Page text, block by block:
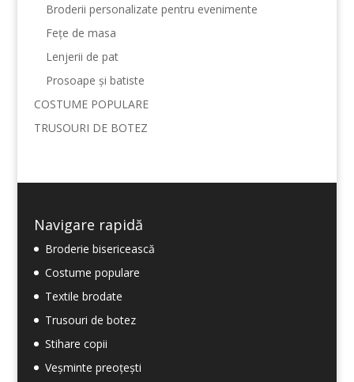
Broderii personalizate pentru evenimente
Fețe de masa
Lenjerii de pat
Prosoape și batiste
COSTUME POPULARE
TRUSOURI DE BOTEZ
Navigare rapidă
Broderie bisericească
Costume populare
Textile brodate
Trusouri de botez
Stihare copii
Veșminte preoțești